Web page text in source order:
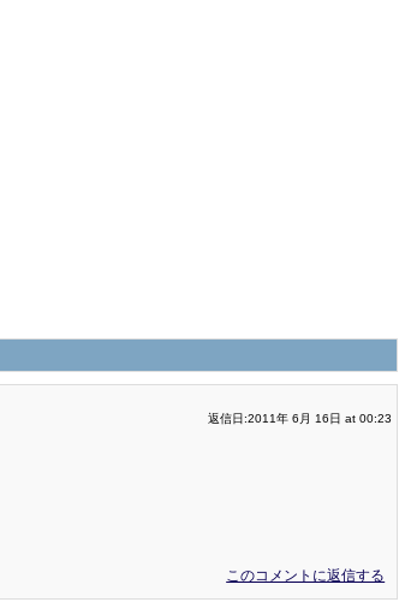
返信日:2011年 6月 16日 at 00:23
このコメントに返信する